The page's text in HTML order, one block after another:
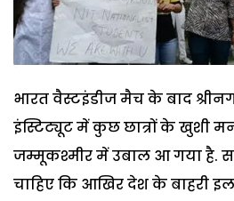
भारत वैस्टइंडीज मैच के बाद
इंस्टिट्यूट में कुछ छात्रों के खुशी
जम्मूकश्मीर में उबाल आ गया है.
चाहिए कि आखिर देश के बाहरी